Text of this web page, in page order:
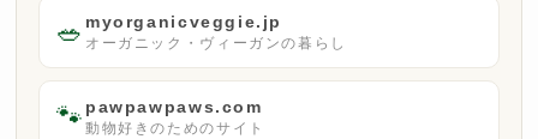
🥗 myorganicveggie.jp
オーガニック・ヴィーガンの暮らし
🐾pawpawpaws.com
動物好きのためのサイト